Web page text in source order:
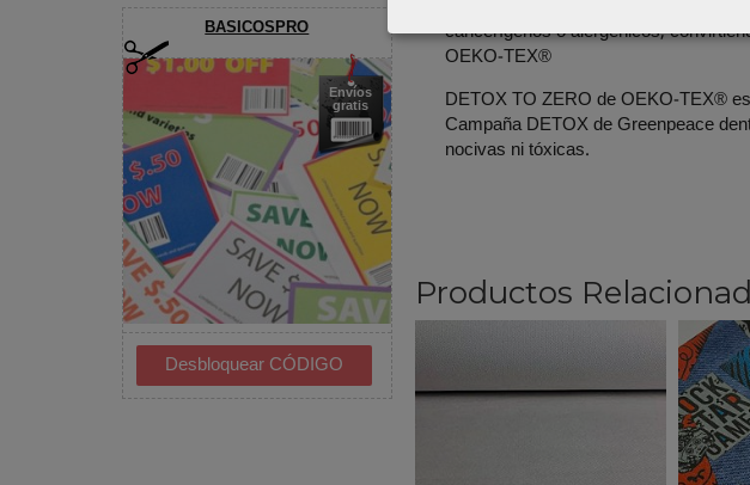
BASICOSPRO
Envíos
gratis
Algodón libre de
cancerígenos o alergénicos,
OEKO-TEX®
DETOX TO ZERO de OEKO-TEX®
Campaña DETOX de Greenpeace
nocivas ni tóxicas.
Productos